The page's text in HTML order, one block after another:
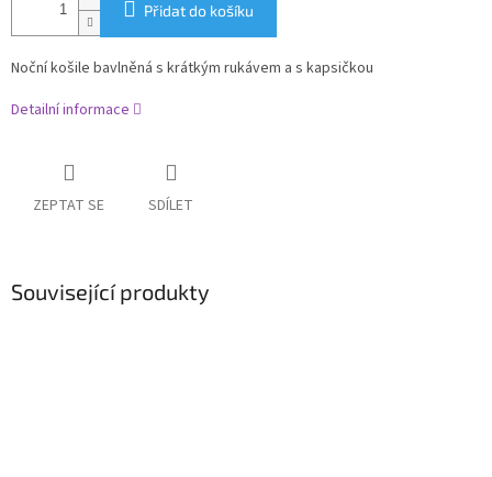
Přidat do košíku
Noční košile bavlněná s krátkým rukávem a s kapsičkou
Detailní informace
ZEPTAT SE SDÍLET
Související produkty